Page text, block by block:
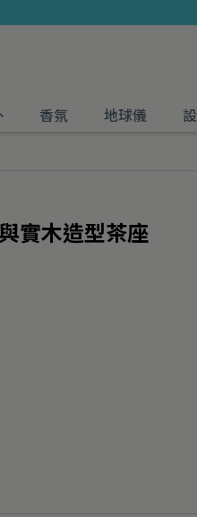
香氛 地球儀
實木造型茶座